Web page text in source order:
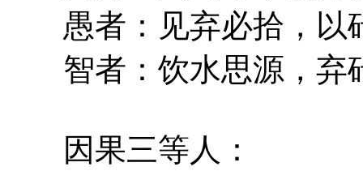
愚者：见弃必拾，以
智者：饮水思源，弃
因果三等人：